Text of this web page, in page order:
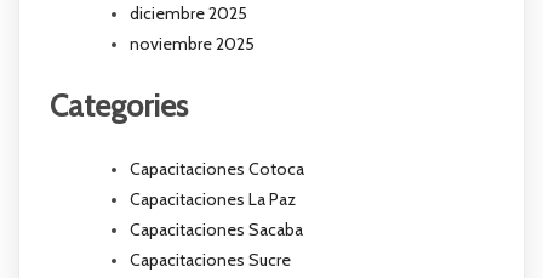
diciembre 2025
noviembre 2025
Categories
Capacitaciones Cotoca
Capacitaciones La Paz
Capacitaciones Sacaba
Capacitaciones Sucre